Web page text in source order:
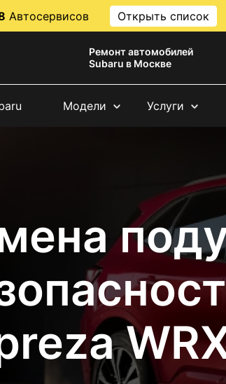
Автосервисов Открыть список
Ремонт автомобилей
Subaru в Москве
Модели Услуги